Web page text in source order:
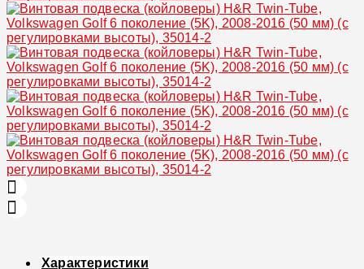
Характеристики